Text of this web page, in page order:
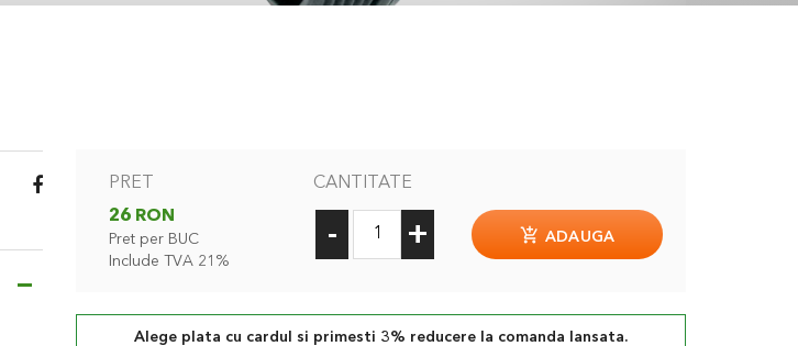
PRET
26 RON
Pret per BUC
Include TVA 21%
CANTITATE
- + ADAUGA
Alege plata cu cardul si primesti 3% reducere la comanda lansata.